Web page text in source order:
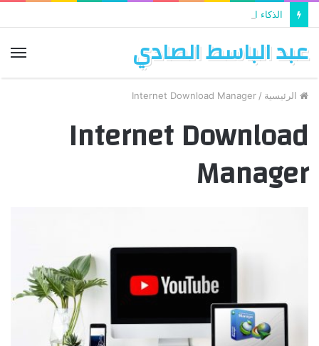
الذكاء الاصطناعي يستخدم في تطوير التعليم
عبد الباسط الصادي
الرئيسية /
Internet Download Manager
Internet Download
Manager